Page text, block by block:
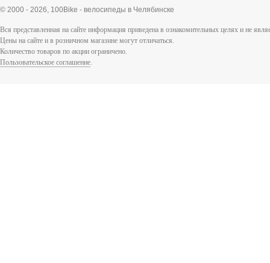
© 2000 - 2026, 100Bike - велосипеды в Челябинске
Вся представленная на сайте информация приведена в ознакомительных целях и не
Цены на сайте и в розничном магазине могут отличаться.
Количество товаров по акции ограничено.
Пользовательское соглашение.